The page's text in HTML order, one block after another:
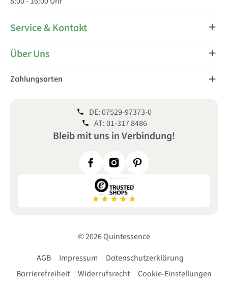
Service & Kontakt
Über Uns
Zahlungsarten
Bleib mit uns inVerbindung!
DE: 07529-97373-0
AT: 01-317 8486
© 2026 Quintessence
AGB
Impressum
Datenschutzerklärung
Barrierefreiheit
Widerrufsrecht Cookie-Einstellungen